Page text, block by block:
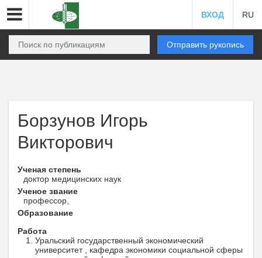
ВХОД RU
Отправить рукопись
Борзунов Игорь
Викторович
Ученая степень
доктор медицинских наук
Ученое звание
профессор,
Образование
Работа
Уральский государственный экономический
университет , кафедра экономики социальной сферы